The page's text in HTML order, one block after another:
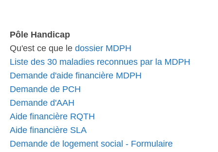
Pôle Handicap
Qu'est ce que le dossier MDPH
Liste des 30 maladies reconnues par la MDPH
Demande d'aide financière MDPH
Demande de PCH
Demande d'AAH
Aide financière RQTH
Aide financière SLA
Demande de logement social - Formulaire